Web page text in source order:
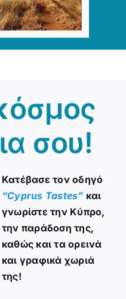
σου!
Κατέβασε τον οδηγό
“Cyprus Tastes” και
γνωρίστε την Κύπρο,
την παράδοση της,
καθώς και τα ορεινά
και γραφικά χωριά
της!